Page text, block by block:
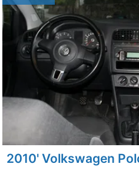
2010' Volkswagen